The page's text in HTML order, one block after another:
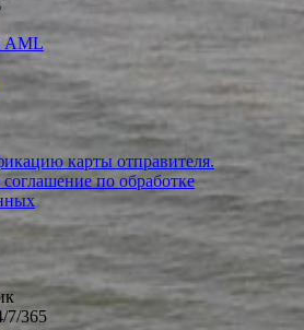
AML
карты отправителя.
соглашение по обработке
7/365